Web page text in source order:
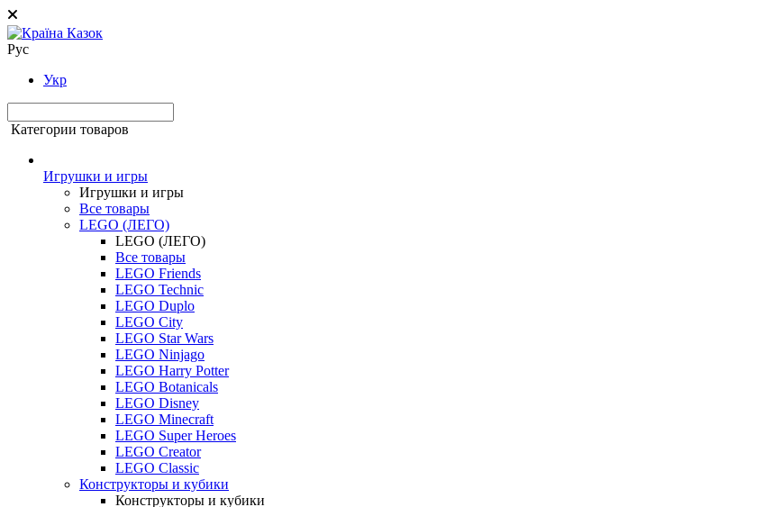
Рус
Укр
Категории товаров
Игрушки и игры
Игрушки и игры
Все товары
LEGO (ЛЕГО)
LEGO (ЛЕГО)
Все товары
LEGO Friends
LEGO Technic
LEGO Duplo
LEGO City
LEGO Star Wars
LEGO Ninjago
LEGO Harry Potter
LEGO Botanicals
LEGO Disney
LEGO Minecraft
LEGO Super Heroes
LEGO Creator
LEGO Classic
Конструкторы и кубики
Конструкторы и кубики